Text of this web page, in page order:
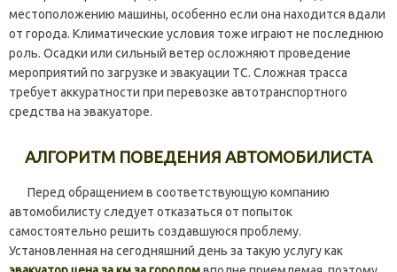
местоположению машины, особенно если она находится вдали
от города. Климатические условия тоже играют не последнюю
роль. Осадки или сильный ветер осложняют проведение
мероприятий по загрузке и эвакуации ТС. Сложная трасса
требует аккуратности при перевозке автотранспортного
средства на эвакуаторе.
АЛГОРИТМ ПОВЕДЕНИЯ АВТОМОБИЛИСТА
Перед обращением в соответствующую компанию
автомобилисту следует отказаться от попыток
самостоятельно решить создавшуюся проблему.
Установленная на сегодняшний день за такую услугу как